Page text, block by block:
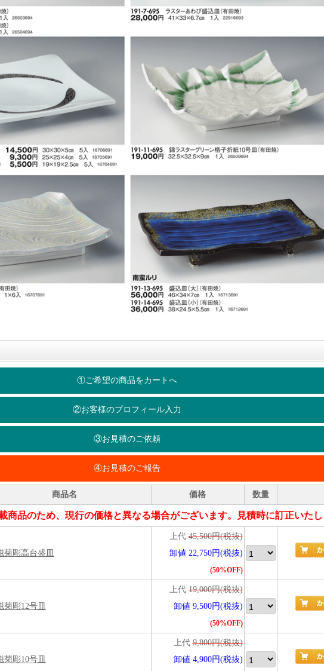
①ご希望の商品をカートへ
②お客様のプロフィール入力
③お見積のご依頼
④お見積のご報告
商品名 価格 数量
商品のため、現行の価格と異なる場合がございます。見積時に訂正いた
菊彫高台盛皿
上代45,500円(税抜)
卸値 22,750円(税抜)
(50%OFF)
菊彫12号皿
上代19,000円(税抜)
卸値 9,500円(税抜)
(50%OFF)
菊彫10号皿
上代9,800円(税抜)
卸値 4,900円(税抜)